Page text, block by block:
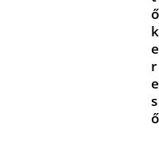
ő
k
e
r
e
s
ő